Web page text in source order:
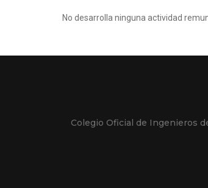
No desarrolla ninguna actividad
Colegio Oficial de Ingenieros